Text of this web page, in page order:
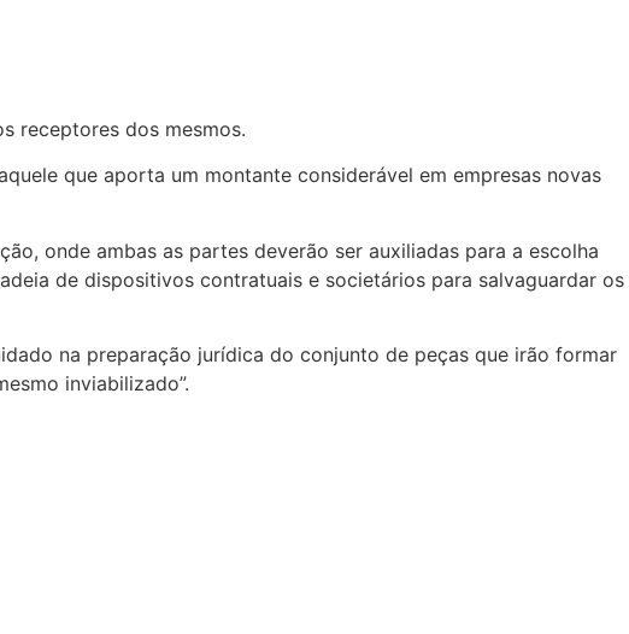
receptores dos mesmos.
que aporta um montante considerável em empresas novas
onde ambas as partes deverão ser auxiliadas para a escolha
de dispositivos contratuais e societários para salvaguardar os
na preparação jurídica do conjunto de peças que irão formar
inviabilizado”.